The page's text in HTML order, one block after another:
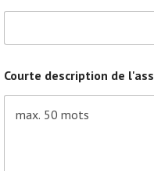
Courte description de